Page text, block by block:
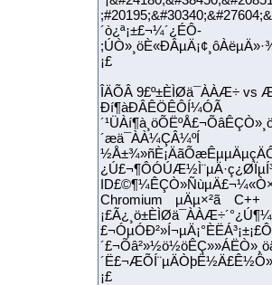
´ò¿ª¡±£¬¼´¿ÉÔ-
¡£
ÎÄÕÂ 9£º±ÈÌØä¯ÀÀÆ÷ vs
Ðí¶àÐÂÊÖÊÔÍ¼ÓÃ
´æä¯ÀÀ¼ÇÂ¼ºÍ
Chromium µÄµ×²ã C++
¡£